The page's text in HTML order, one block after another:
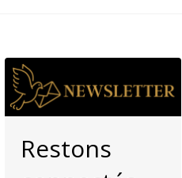
Restons